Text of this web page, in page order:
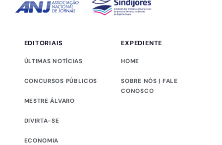
EDITORIAIS
ÚLTIMAS NOTÍCIAS
CONCURSOS PÚBLICOS
MESTRE ÁLVARO
DIVIRTA-SE
ECONOMIA
EXPEDIENTE
HOME
SOBRE NÓS | FALE
CONOSCO